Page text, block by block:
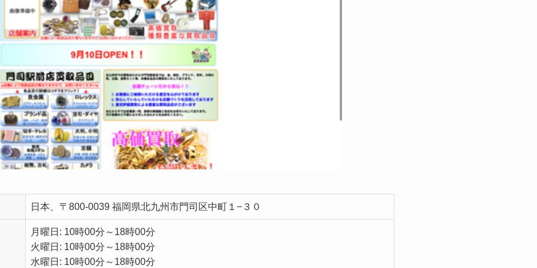
日本、〒800-0039 福岡県北九州市門司区中町１−３０
月曜日: 10時00分～18時00分
火曜日: 10時00分～18時00分
水曜日: 10時00分～18時00分